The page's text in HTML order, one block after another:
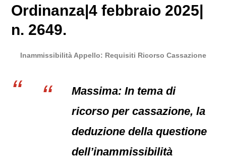
Ordinanza|4 febbraio 2025|
n. 2649.
Inammissibilità Appello: Requisiti Ricorso Cassazione
Massima: In tema di
ricorso per cassazione, la
deduzione della questione
dell’inammissibilità